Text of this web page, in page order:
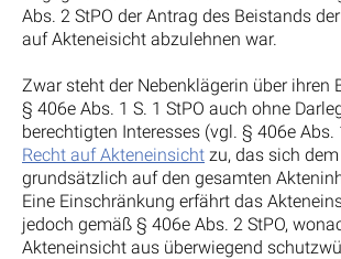
Abs. 2 StPO der Antrag des Beistands
auf Akteneisicht abzulehnen war.
Zwar steht der Nebenklägerin über ihren
§ 406e Abs. 1 S. 1 StPO auch ohne
berechtigten Interesses (vgl. § 406e Abs.
Recht auf Akteneinsicht zu, das sich
grundsätzlich auf den gesamten
Eine Einschränkung erfährt das
jedoch gemäß § 406e Abs. 2 StPO,
Akteneinsicht aus überwiegend